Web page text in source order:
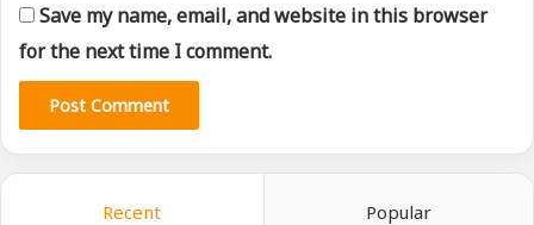
Save my name, email, and website in this browser
for the next time I comment.
Recent Popular